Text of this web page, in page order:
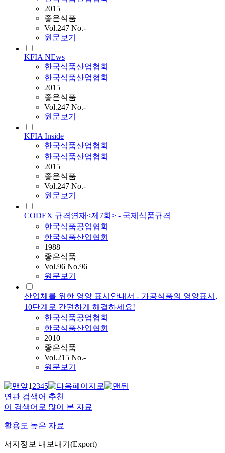
2015
좋은식품
Vol.247 No.-
원문보기
KFIA NEws
한국식품산업협회
한국식품산업협회
2015
좋은식품
Vol.247 No.-
원문보기
KFIA Inside
한국식품산업협회
한국식품산업협회
2015
좋은식품
Vol.247 No.-
원문보기
CODEX 규격연재<제7회> - 국제식품규격
한국식품공업협회
한국식품산업협회
1988
좋은식품
Vol.96 No.96
원문보기
산업체를 위한 영양 표시안내서 - 가공식품의 영양표시,
10단계로 간편하게 해결하세요!
한국식품공업협회
한국식품산업협회
2010
좋은식품
Vol.215 No.-
원문보기
12345
연관 검색어 추천
이 검색어로 많이 본 자료
활용도 높은 자료
서지정보 내보내기(Export)